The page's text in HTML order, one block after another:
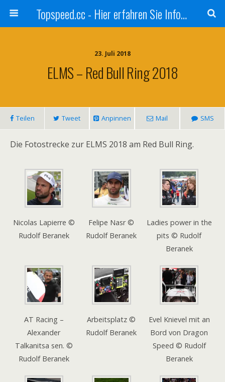
Topspeed.cc - Hier erfahren Sie Infos über die Rennsportszene mit Vollgas
23. Juli 2018
ELMS – Red Bull Ring 2018
Teilen Tweet Anpinnen Mail SMS
Die Fotostrecke zur ELMS 2018 am Red Bull Ring.
Nicolas Lapierre ©
Rudolf Beranek
Felipe Nasr ©
Rudolf Beranek
Ladies power in the
pits © Rudolf
Beranek
AT Racing –
Alexander
Talkanitsa sen. ©
Rudolf Beranek
Arbeitsplatz ©
Rudolf Beranek
Evel Knievel mit an
Bord von Dragon
Speed © Rudolf
Beranek